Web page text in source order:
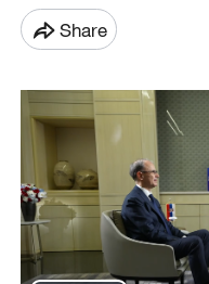
Share